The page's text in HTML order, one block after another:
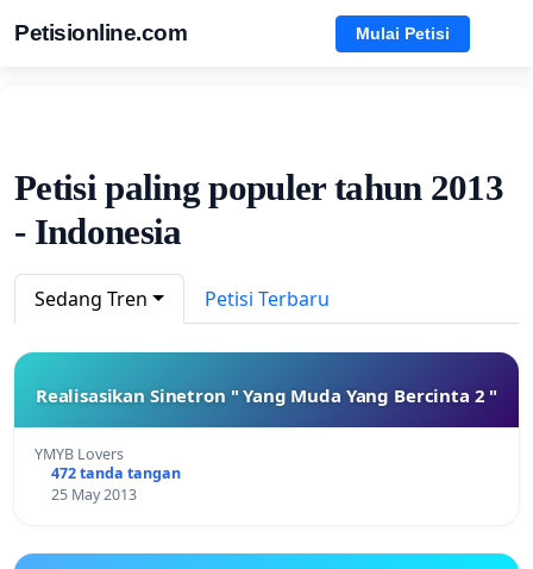
Petisionline.com Mulai Petisi
Petisi paling populer tahun 2013
- Indonesia
Sedang Tren Petisi Terbaru
Realisasikan Sinetron " Yang Muda Yang Bercinta 2 "
YMYB Lovers
472 tanda tangan
25 May 2013